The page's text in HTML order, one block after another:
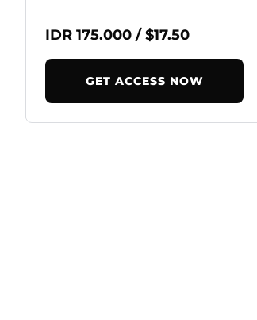
IDR 175.000 / $17.50
GET ACCESS NOW